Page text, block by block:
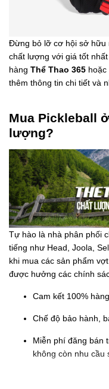
Đừng bỏ lỡ cơ hội sở hữu
chất lượng với giá tốt
hàng Thể Thao 365 hoặc
thêm thông tin chi tiết và
Mua Pickleball
lượng?
Tự hào là nhà phân phối
tiếng như Head, Joola,
khi mua các sản phẩm
được hưởng các chính
Cam kết 100%
Chế độ bảo hành,
Miễn phí đăng bán
không còn nhu cầu